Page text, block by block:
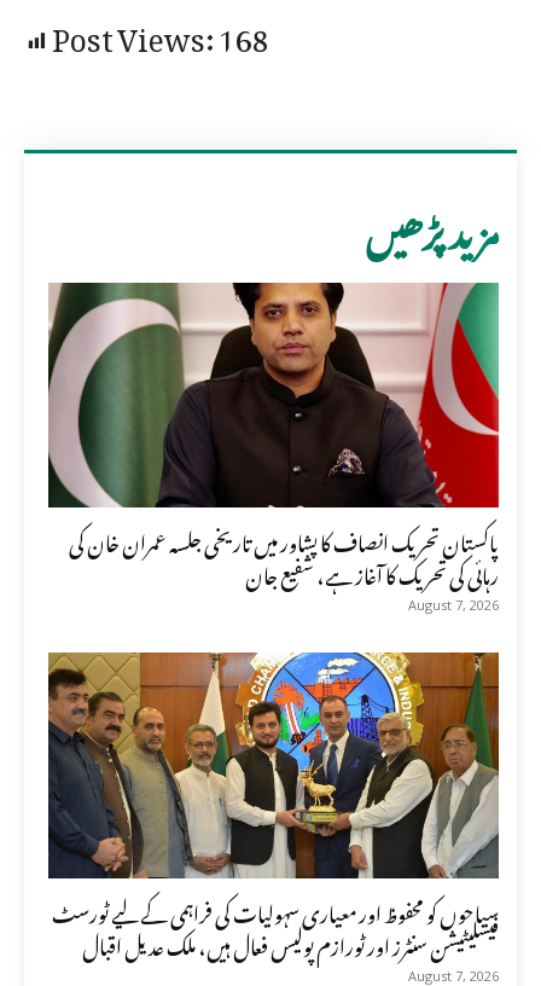
Post Views:168
مزید پڑھیں
پاکستان تحریک انصاف کا پشاور میں تاریخی جلسہ عمران خان کی
رہائی کی تحریک کا آغاز ہے، شفیع جان
August 7, 2026
سیاحوں کو محفوظ اور معیاری سہولیات کی فراہمی کے لیے ٹورسٹ
فیسلیٹیشن سنٹرز اور ٹورازم پولیس فعال ہیں، ملک عدیل اقبال
August 7, 2026